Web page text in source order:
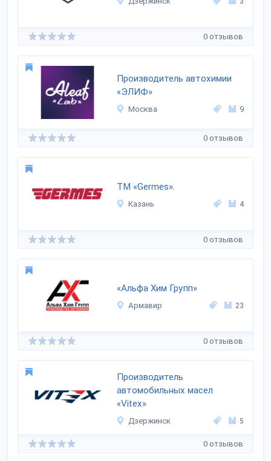
0 отзывов
Производитель автохимии
«ЭЛИФ»
Москва 9
0 отзывов
ТМ «Germes».
Казань 4
0 отзывов
«Альфа Хим Групп»
Армавир 23
0 отзывов
Производитель
автомобильных масел
«Vitex»
Дзержинск 5
0 отзывов